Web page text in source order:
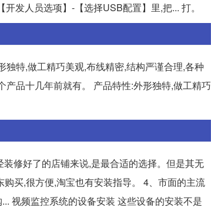
发人员选项】-【选择USB配置】里,把... 打。
特,做工精巧美观,布线精密,结构严谨合理,各种
品十几年前就有。 产品特性:外形独特,做工精巧
修好了的店铺来说,是最合适的选择。但是其无
买,很方便,淘宝也有安装指导。 4、市面的主流
视频监控系统的设备安装 这些设备的安装不是